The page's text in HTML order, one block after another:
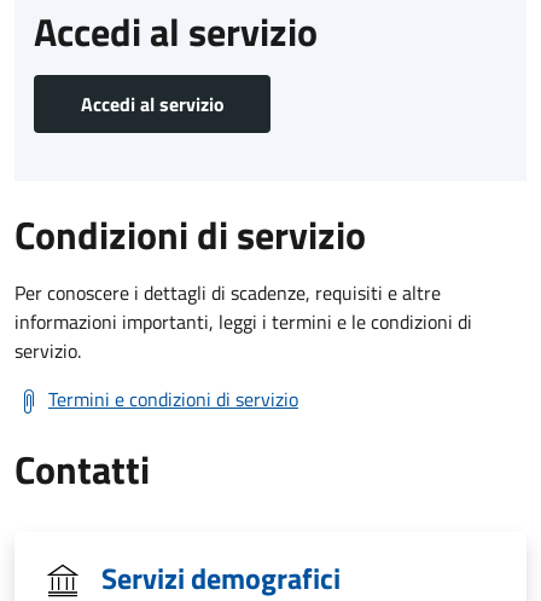
Accedi al servizio
Accedi al servizio
Condizioni di servizio
Per conoscere i dettagli di scadenze, requisiti e altre
informazioni importanti, leggi i termini e le condizioni di
servizio.
Termini e condizioni di servizio
Contatti
Servizi demografici